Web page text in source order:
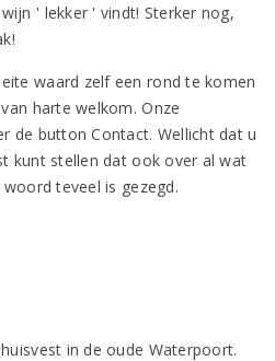
' lekker ' vindt! Sterker nog,
waard zelf een rond te komen
harte welkom. Onze
de button Contact. Wellicht dat u
kunt stellen dat ook over al wat
teveel is gezegd.
in de oude Waterpoort.